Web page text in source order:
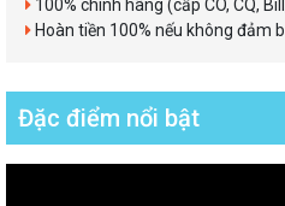
100% chính hãng (cấp CO, CQ,
Hoàn tiền 100% nếu không đảm
Đặc điểm nổi bật